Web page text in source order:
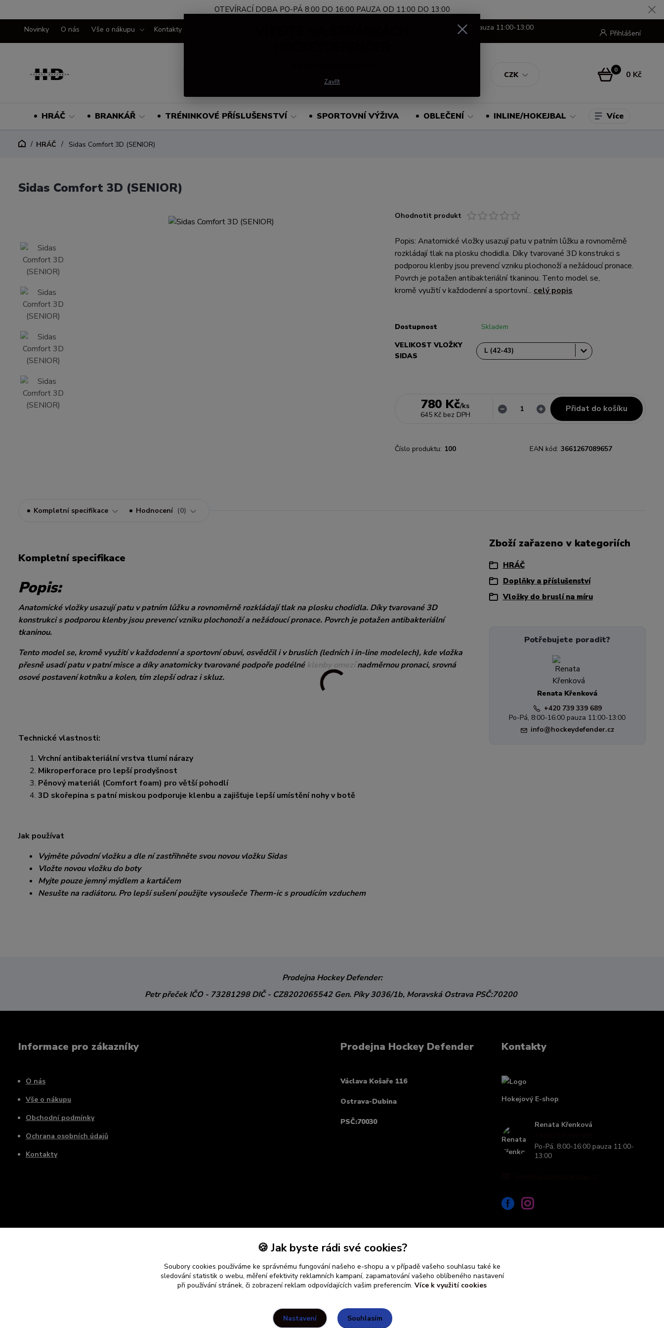
OTEVÍRACÍ DOBA PO-PÁ 8:00 DO 16:00 PAUZA OD 11:00 DO 13:00
Novinky O nás Vše o nákupu Kontakty
CZK
Přihlášení
Po-Pá, 8:00-16:00 pauza 11:00-13:00
0 0 Kč
HRÁČ BRANKÁŘ TRÉNINKOVÉ PŘÍSLUŠENSTVÍ SPORTOVNÍ VÝŽIVA OBLEČENÍ INLINE/HOKEJBAL Více
HRÁČ Sidas Comfort 3D (SENIOR)
Sidas Comfort 3D (SENIOR)
Ohodnotit produkt
Popis: Anatomické vložky usazují patu v patním lůžku a rovnoměrně
rozkládají tlak na plosku chodidla. Díky tvarované 3D konstrukci s
podporou klenby jsou prevencí vzniku plochonoží a nežádoucí pronace.
Povrch je potažen antibakteriální tkaninou. Tento model se,
kromě využití v každodenní a sportovní... celý popis
Dostupnost
Skladem
VELIKOST VLOŽKY
SIDAS
780 Kč/ks
645 Kč bez DPH
Přidat do košíku
Číslo produktu: 100 EAN kód: 3661267089657
Kompletní specifikace Hodnocení 0
Kompletní specifikace
Popis:
Anatomické vložky usazují patu v patním lůžku a rovnoměrně rozkládají tlak na plosku chodidla. Díky tvarované 3D
konstrukci s podporou klenby jsou prevencí vzniku plochonoží a nežádoucí pronace. Povrch je potažen antibakteriální
tkaninou.
Tento model se, kromě využití v každodenní a sportovní obuvi, osvědčil i v bruslích (ledních i in-line modelech), kde vložka
přesně usadí patu v patní misce a díky anatomicky tvarované podpoře podélné klenby omezí nadměrnou pronaci, srovná
osové postavení kotníku a kolen, tím zlepší odraz i skluz.
Technické vlastnosti:
Vrchní antibakteriální vrstva tlumí nárazy
Mikroperforace pro lepší prodyšnost
Pěnový materiál (Comfort foam) pro větší pohodlí
3D skořepina s patní miskou podporuje klenbu a zajišťuje lepší umístění nohy v botě
Jak používat
Vyjměte původní vložku a dle ní zastřihněte svou novou vložku Sidas
Vložte novou vložku do boty
Myjte pouze jemný mýdlem a kartáčem
Nesušte na radiátoru. Pro lepší sušení použijte vysoušeče Therm-ic s proudícím vzduchem
Zboží zařazeno v kategoriích
HRÁČ
Doplňky a příslušenství
Vložky do bruslí na míru
Potřebujete poradit?
Renata Křenková
+420 739 339 689
Po-Pá, 8:00-16:00 pauza 11:00-13:00
info@hockeydefender.cz
Prodejna Hockey Defender:
Petr přečekIČO - 73281298DIČ - CZ8202065542 Gen. Píky 3036/1b, Moravská Ostrava PSČ:70200
Informace pro zákazníky
O nás
Vše o nákupu
Obchodní podmínky
Ochrana osobních údajů
Kontakty
Prodejna Hockey Defender
Václava Košaře 116
Ostrava-Dubina
PSČ:70030
Kontakty
Hokejový E-shop
Renata Křenková
Po-Pá, 8:00-16:00 pauza 11:00-
13:00
Zavřít
🍪 Jak byste rádi své cookies?
Soubory cookies používáme ke správnému fungování našeho e-shopu a v případě vašeho souhlasu také ke
sledování statistik o webu, měření efektivity reklamních kampaní, zapamatování vašeho oblíbeného nastavení
při používání stránek, či zobrazení reklam odpovídajících vašim preferencím. Více k využití cookies
Nastavení Souhlasím